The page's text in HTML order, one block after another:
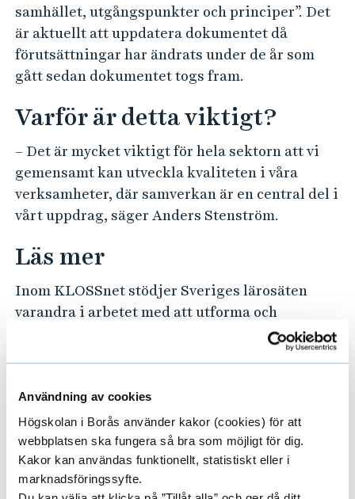
Användning av cookies
Högskolan i Borås använder kakor (cookies) för att
webbplatsen ska fungera så bra som möjligt för dig.
Kakor kan användas funktionellt, statistiskt eller i
marknadsföringssyfte.
samhället, utgångspunkter och principer”. Det
är aktuellt att uppdatera dokumentet då
förutsättningar har ändrats under de år som
gått sedan dokumentet togs fram.
Varför är detta viktigt?
– Det är mycket viktigt för hela sektorn att vi
gemensamt kan utveckla kvaliteten i våra
verksamheter, där samverkan är en central del i
vårt uppdrag, säger Anders Stenström.
Läs mer
Inom KLOSSnet stödjer Sveriges lärosäten
varandra i arbetet med att utforma och
implementera nya arbetsformer, verktyg och
modeller för långsiktig samverkan som stärker
utveckling. Syftet är kollegialt
erfarenhetsutbyte och gemensamma insatser
för att utveckla lärosätenas strategiska
samverkan.